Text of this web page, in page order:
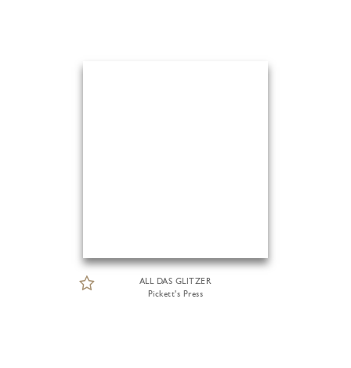
ALL DAS GLITZER
Pickett's Press